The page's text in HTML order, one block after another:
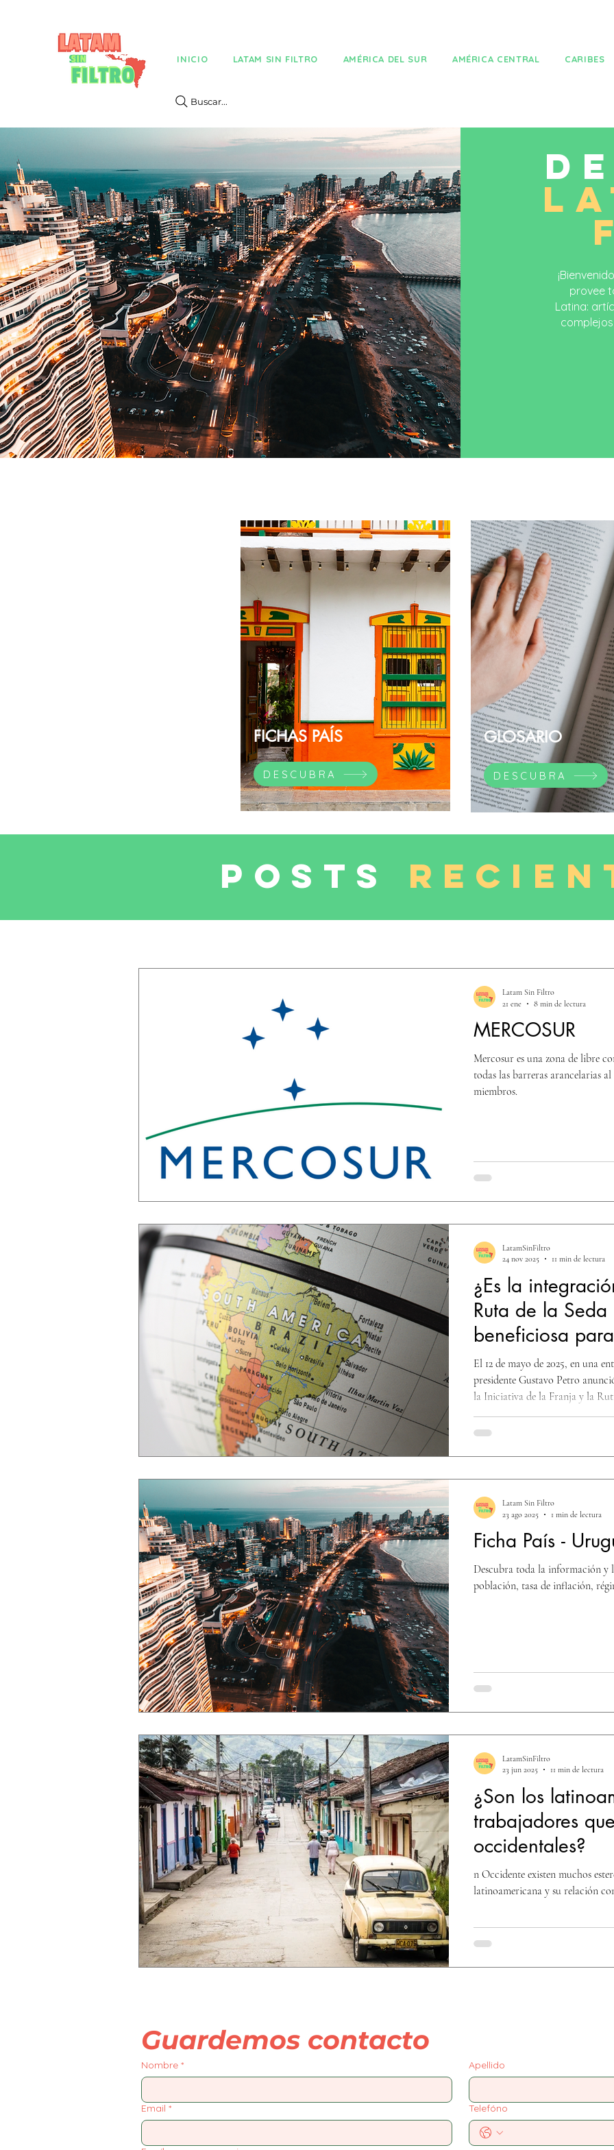
INICIO LATAM SIN FILTRO AMÉRICA DEL SUR AMÉRICA CENTRAL CARIBES
Buscar...
provee
Latina:
FICHAS PAÍS
DESCUBRA
GLOSARIO
DESCUBRA
POSTS
MERCOSUR
Mercosur es una zona de libre
todas las barreras arancelarias
miembros.
Latam Sin Filtro
21 ene
8 min de lectura
¿Es la
Ruta de la Seda
beneficiosa
El 12 de mayo de 2025, en una
presidente Gustavo Petro
la Iniciativa de la Franja y la
permitirá un “desarrollo industrial
LatamSinFiltro
24 nov 2025
11 min de lectura
Ficha País -
Descubra toda la información y
población, tasa de inflación,
Latam Sin Filtro
23 ago 2025
1 min de lectura
¿Son los
trabajadores
occidentales?
n Occidente existen muchos
latinoamericana y su relación
LatamSinFiltro
23 jun 2025
11 min de lectura
Guardemos contacto
Nombre * Apellido
Email * Telefóno